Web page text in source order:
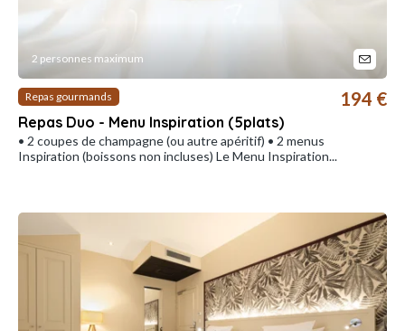
2 personnes maximum
Repas gourmands
Repas Duo - Menu Inspiration (5plats)
194 €
• 2 coupes de champagne (ou autre apéritif) • 2 menus
Inspiration (boissons non incluses) Le Menu Inspiration...